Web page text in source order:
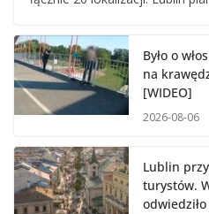
Było o
na
[WIDEO]
2026-08-06
Lublin
turystów.